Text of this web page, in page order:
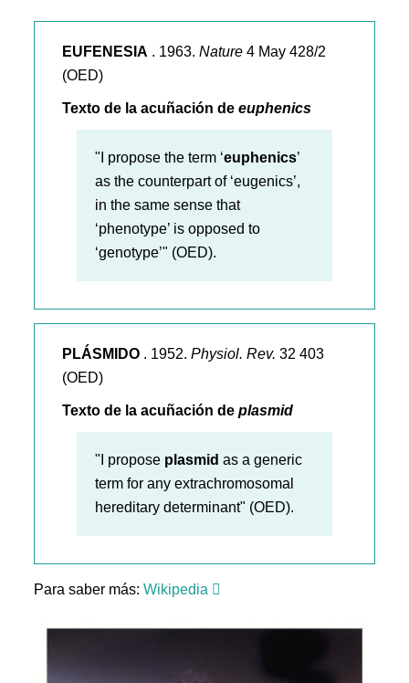
EUFENESIA . 1963.Nature 4 May 428/2
(OED)
Texto de la acuñación deeuphenics
"I propose the term ‘euphenics’
as the counterpart of ‘eugenics’,
in the same sense that
‘phenotype’ is opposed to
‘genotype’" (OED).
PLÁSMIDO . 1952.Physiol. Rev. 32 403
(OED)
Texto de la acuñación deplasmid
"I propose plasmid as a generic
term for any extrachromosomal
hereditary determinant" (OED).
Para saber más:Wikipedia